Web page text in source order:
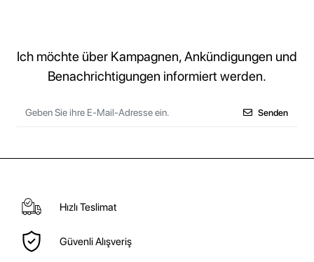
Ich möchte über Kampagnen, Ankündigungen und
Benachrichtigungen informiert werden.
Senden
Hızlı Teslimat
Güvenli Alışveriş